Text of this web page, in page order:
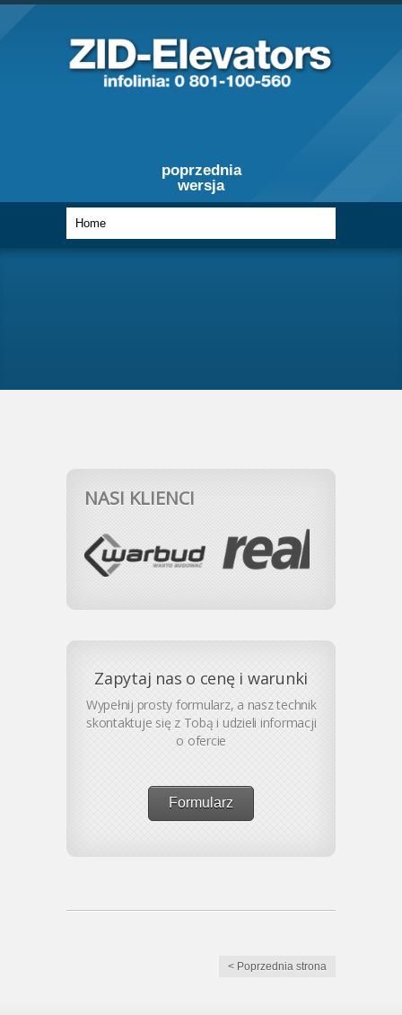
poprzednia
wersja
NASI KLIENCI
Zapytaj nas o cenę i warunki
Wypełnij prosty formularz, a nasz technik
skontaktuje się z Tobą i udzieli informacji
o ofercie
Formularz
< Poprzednia strona